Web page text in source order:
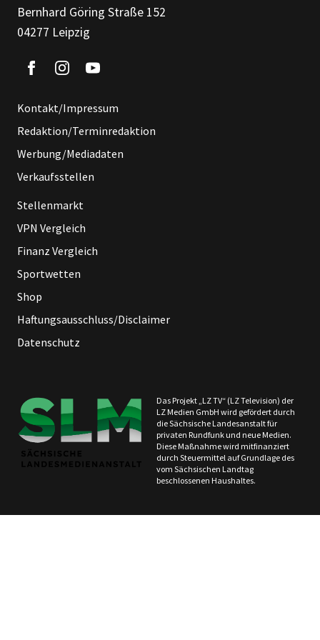
Bernhard Göring Straße 152
04277 Leipzig
Kontakt/Impressum
Redaktion/Terminredaktion
Werbung/Mediadaten
Verkaufsstellen
Stellenmarkt
VPN Vergleich
Finanz Vergleich
Sportwetten
Shop
Haftungsausschluss/Disclaimer
Datenschutz
Das Projekt „LZ TV“ (LZ Television) der
LZ Medien GmbH wird gefördert durch
die Sächsische Landesanstalt für
privaten Rundfunk und neue Medien.
Diese Maßnahme wird mitfinanziert
durch Steuermittel auf Grundlage des
vom Sächsischen Landtag
beschlossenen Haushaltes.